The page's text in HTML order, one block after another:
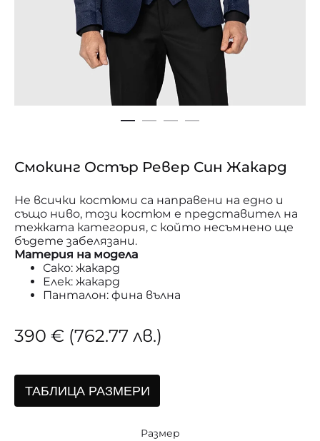
Смокинг Остър Ревер Син Жакард
Не всички костюми са направени на едно и
също ниво, този костюм е представител на
тежката категория, с който несъмнено ще
бъдете забелязани.
Материя на модела
Сако: жакард
Елек: жакард
Панталон: фина вълна
390 € (762.77 лв.)
ТАБЛИЦА РАЗМЕРИ
Размер